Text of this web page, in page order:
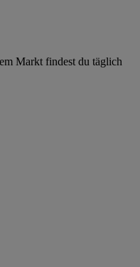
Markt findest du täglich